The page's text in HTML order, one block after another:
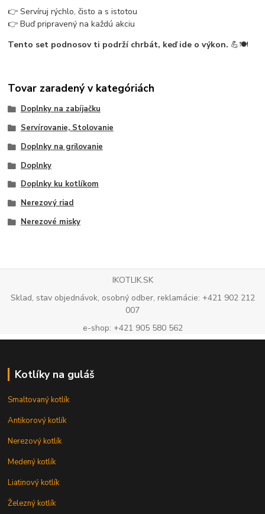
👉 Servíruj rýchlo, čisto a s istotou
👉 Buď pripravený na každú akciu
Tento set podnosov ti podrží chrbát, keď ide o výkon. 💪🍽️
Tovar zaradený v kategóriách
Doplnky na zabíjačku
Servírovanie, Stolovanie
Doplnky na grilovanie
Doplnky
Doplnky ku kotlíkom
Nerezový riad
Nerezové misky
IKOTLIK.SK
Sklad, stav objednávok, osobný odber, reklamácie: +421 902 212
007
e-shop: +421 905 580 562
Kotlíky na guláš
Smaltovaný kotlík
Antikorový kotlík
Nerezový kotlík
Medený kotlík
Liatinový kotlík
Železný kotlík